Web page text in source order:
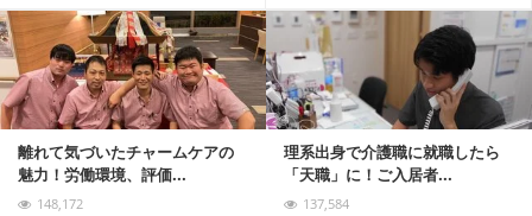
離れて気づいたチャームケアの
魅力！労働環境、評価...
148,172
理系出身で介護職に就職したら
「天職」に！ご入居者...
137,584
記事を読む